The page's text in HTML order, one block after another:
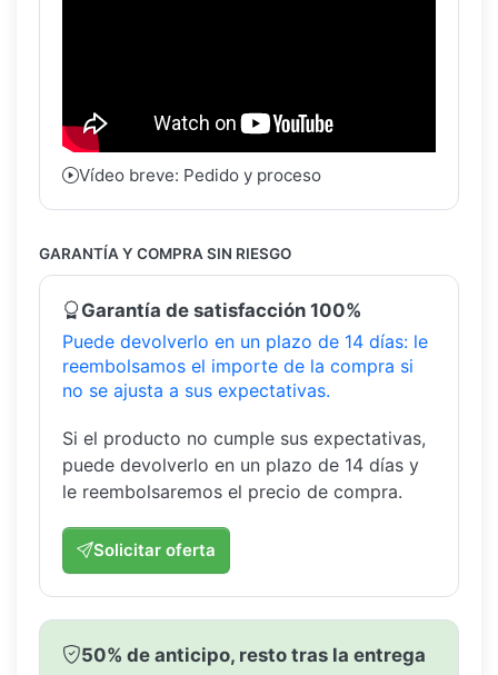
Vídeo breve: Pedido y proceso
GARANTÍA Y COMPRA SIN RIESGO
Garantía de satisfacción 100%
Puede devolverlo en un plazo de 14 días: le
reembolsamos el importe de la compra si
no se ajusta a sus expectativas.
Si el producto no cumple sus expectativas,
puede devolverlo en un plazo de 14 días y
le reembolsaremos el precio de compra.
Solicitar oferta
50% de anticipo, resto tras la entrega